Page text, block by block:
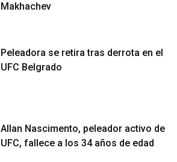
Makhachev
Peleadora se retira tras derrota en el
UFC Belgrado
Allan Nascimento, peleador activo de
UFC, fallece a los 34 años de edad